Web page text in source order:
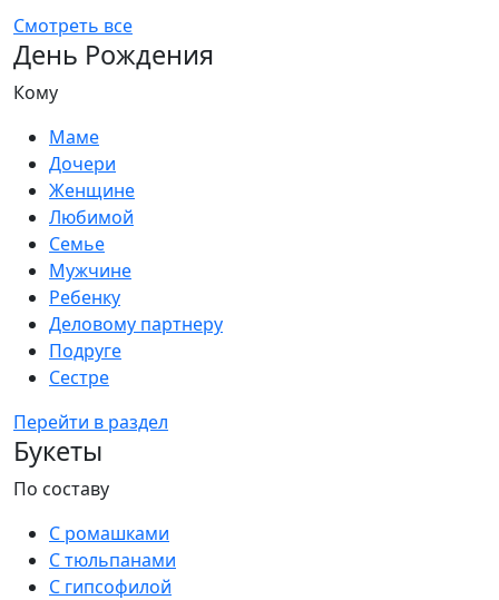
Смотреть все
День Рождения
Кому
Маме
Дочери
Женщине
Любимой
Семье
Мужчине
Ребенку
Деловому партнеру
Подруге
Сестре
Перейти в раздел
Букеты
По составу
С ромашками
С тюльпанами
С гипсофилой